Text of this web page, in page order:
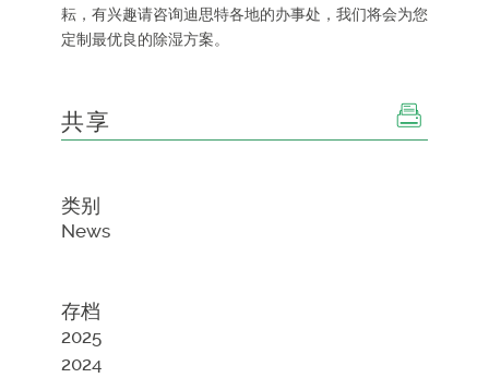
耘，有兴趣请咨询迪思特各地的办事处，我们将会为您
定制最优良的除湿方案。
共享
类别
News
存档
2025
2024